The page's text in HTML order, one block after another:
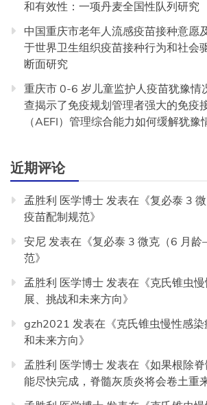
和有效性：一项丹麦全国性队列研究
中国重庆市老年人流感疫苗接种意愿
于世界卫生组织疫苗接种行为和社会
断面研究
重庆市 0-6 岁儿童监护人疫苗犹豫情
查揭示了免疫规划管理者强大的免疫
（AEFI）管理综合能力如何缓解犹豫
近期评论
孟胜利 医学博士 发表在《复必泰 3
疫苗配制规范》
安尼 发表在《复必泰 3 微克（6 月龄
范》
孟胜利 医学博士 发表在《克氏锥虫
展、挑战和未来方向》
gzh2021 发表在《克氏锥虫慢性感
和未来方向》
孟胜利 医学博士 发表在《如果根除
能尽快完成，脊髓灰质炎将会卷土重来